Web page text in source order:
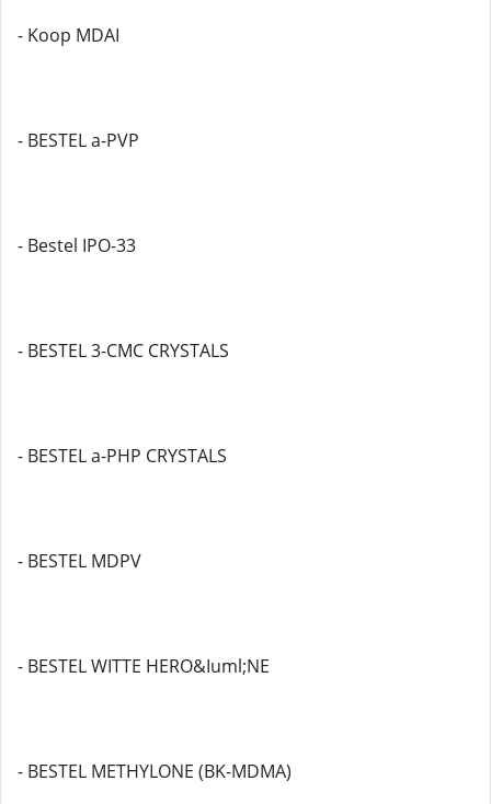
- Koop MDAI
- BESTEL a-PVP
- Bestel IPO-33
- BESTEL 3-CMC CRYSTALS
- BESTEL a-PHP CRYSTALS
- BESTEL MDPV
- BESTEL WITTE HERO&Iuml;NE
- BESTEL METHYLONE (BK-MDMA)